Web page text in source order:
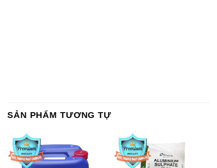
SẢN PHẨM TƯƠNG TỰ